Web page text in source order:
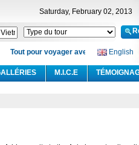
Saturday, February 02, 2013
English
Tout pour voyager avec le sourire-
M.I.C.E